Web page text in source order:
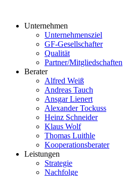
Unternehmen
Unternehmensziel
GF-Gesellschafter
Qualität
Partner/Mitgliedschaften
Berater
Alfred Weiß
Andreas Tauch
Ansgar Lienert
Alexander Tockuss
Heinz Schneider
Klaus Wolf
Thomas Luithle
Kooperationsberater
Leistungen
Strategie
Nachfolge